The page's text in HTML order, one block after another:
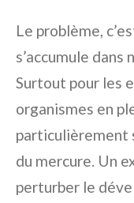
Le problème,
s’accumule dans
Surtout pour les
organismes en
particulièrement
du mercure. Un
perturber le